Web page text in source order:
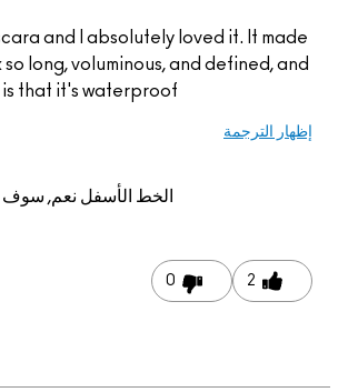
and I absolutely loved it. It made
so long, voluminous, and defined, and
is that it's waterproof.
إظهار الترجمة
الخط الأسفلنعم, سوف
2
0